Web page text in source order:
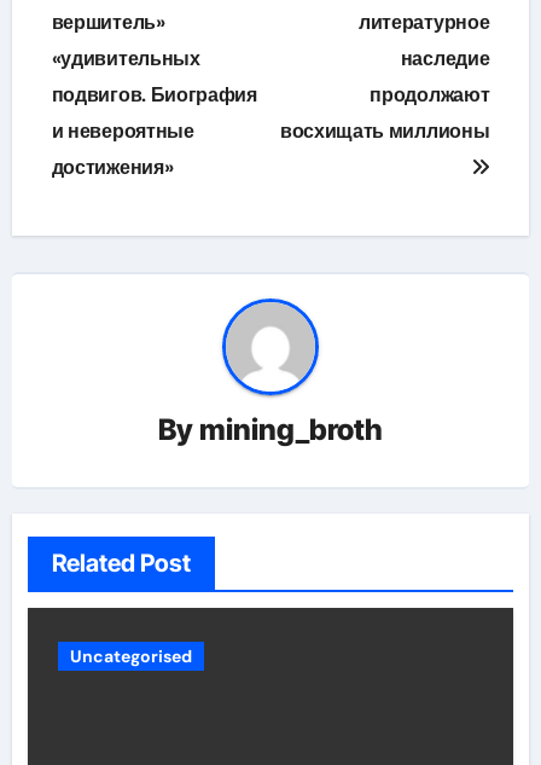
вершитель»
«удивительных
подвигов. Биография
и невероятные
достижения»
литературное
наследие
продолжают
восхищать миллионы
By mining_broth
Related Post
Uncategorised